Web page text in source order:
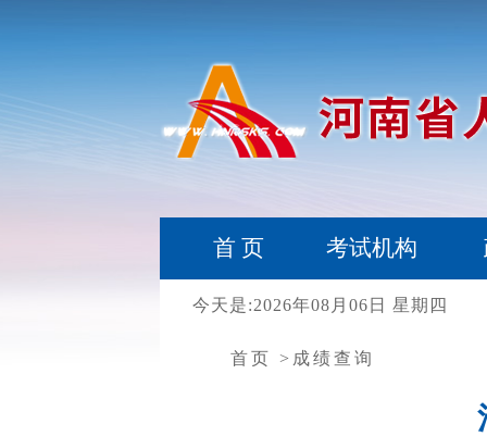
首 页 考试机构
今天是:2026年08月06日 星期四
首页 >成绩查询